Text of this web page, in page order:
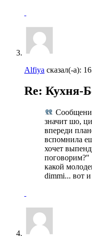
Alfiya сказал(-а):
Re: Кухня-
значит шо,
впереди
вспомнила
хочет
поговорим?"
какой
dimmi... вот и